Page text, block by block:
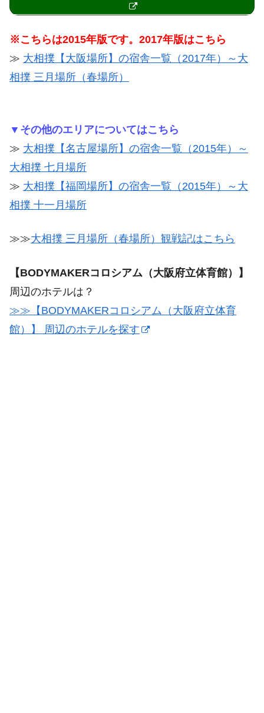
※こちらは2015年版です。2017年版はこちら
≫ 大相撲【大阪場所】の宿舎一覧（2017年）～大
相撲 三月場所（春場所）
▼その他のエリアについてはこちら
≫ 大相撲【名古屋場所】の宿舎一覧（2015年）～
大相撲 七月場所
≫ 大相撲【福岡場所】の宿舎一覧（2015年）～大
相撲 十一月場所
≫≫大相撲 三月場所（春場所）観戦記はこちら
【BODYMAKERコロシアム（大阪府立体育館）】
周辺のホテルは？
≫≫【BODYMAKERコロシアム（大阪府立体育
館）】 周辺のホテルを探す